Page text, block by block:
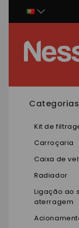
Categorias
Kit de
Carroçaria
Caixa de
Radiador
Ligação ao
aterragem